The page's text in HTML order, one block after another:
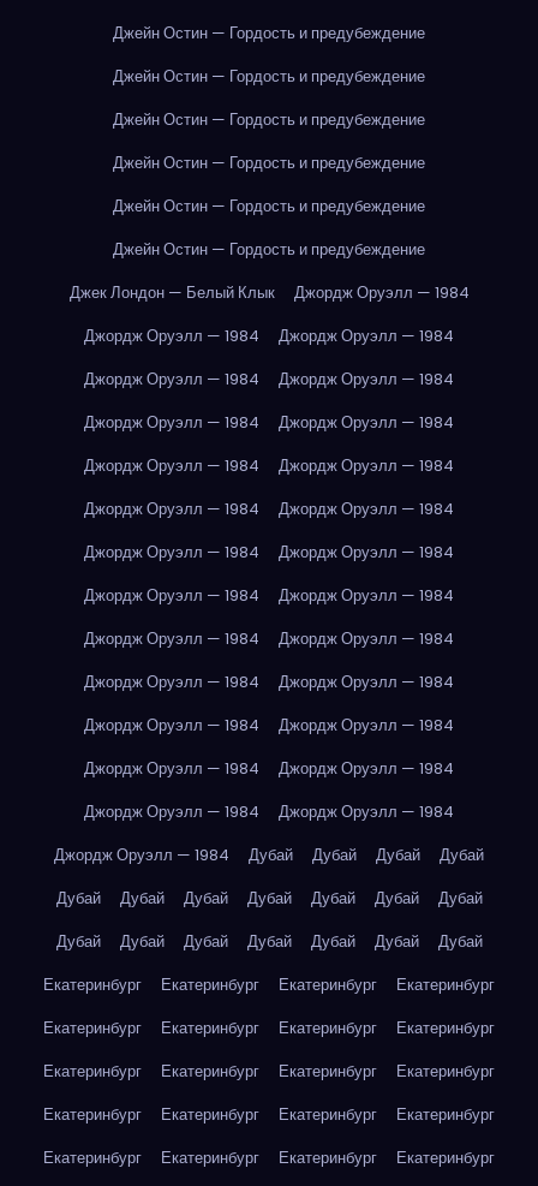
Джейн Остин — Гордость и предубеждение
Джейн Остин — Гордость и предубеждение
Джейн Остин — Гордость и предубеждение
Джейн Остин — Гордость и предубеждение
Джейн Остин — Гордость и предубеждение
Джейн Остин — Гордость и предубеждение
Джек Лондон — Белый Клык
Джордж Оруэлл — 1984
Джордж Оруэлл — 1984
Джордж Оруэлл — 1984
Джордж Оруэлл — 1984
Джордж Оруэлл — 1984
Джордж Оруэлл — 1984
Джордж Оруэлл — 1984
Джордж Оруэлл — 1984
Джордж Оруэлл — 1984
Джордж Оруэлл — 1984
Джордж Оруэлл — 1984
Джордж Оруэлл — 1984
Джордж Оруэлл — 1984
Джордж Оруэлл — 1984
Джордж Оруэлл — 1984
Джордж Оруэлл — 1984
Джордж Оруэлл — 1984
Джордж Оруэлл — 1984
Джордж Оруэлл — 1984
Джордж Оруэлл — 1984
Джордж Оруэлл — 1984
Джордж Оруэлл — 1984
Джордж Оруэлл — 1984
Джордж Оруэлл — 1984
Джордж Оруэлл — 1984
Джордж Оруэлл — 1984
Дубай Дубай Дубай
Дубай
Дубай
Дубай Дубай Дубай Дубай Дубай
Дубай
Дубай
Дубай Дубай Дубай Дубай Дубай
Дубай
Екатеринбург
Екатеринбург Екатеринбург
Екатеринбург
Екатеринбург
Екатеринбург Екатеринбург
Екатеринбург
Екатеринбург
Екатеринбург Екатеринбург
Екатеринбург
Екатеринбург
Екатеринбург Екатеринбург
Екатеринбург
Екатеринбург
Екатеринбург Екатеринбург
Екатеринбург